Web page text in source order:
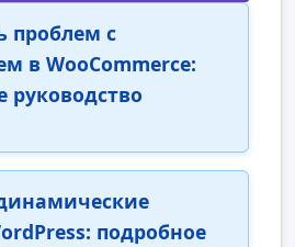
проблем с
в WooCommerce:
руководство
подробное